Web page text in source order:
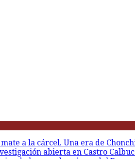
a la cárcel. Una era de
abierta en Castro